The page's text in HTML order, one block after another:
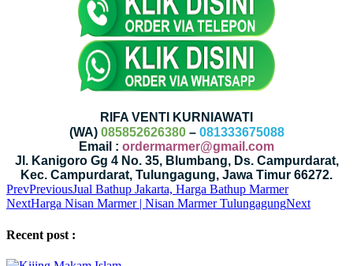
RIFA VENTI KURNIAWATI
(WA) 085852626380– 081333675088
Email : ordermarmer@gmail.com
Jl. Kanigoro Gg 4 No. 35, Blumbang, Ds. Campurdarat,
Kec. Campurdarat, Tulungagung, Jawa Timur 66272.
PrevPreviousJual Bathup Jakarta, Harga Bathup Marmer
NextHarga Nisan Marmer | Nisan Marmer TulungagungNext
Recent post :